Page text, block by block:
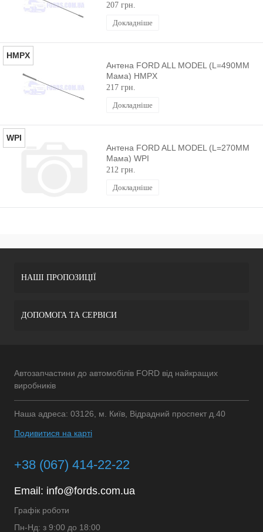
207 грн.
Докладніше
HMPX
Антена FORD ALL MODEL (L=490MM
Мама) HMPX
217 грн.
Докладніше
WPI
Антена FORD ALL MODEL (L=270MM
Мама) WPI
212 грн.
Докладніше
НАШІ ПРОПОЗИЦІЇ
ДОПОМОГА ТА СЕРВІСИ
Автозапчастини до автомобілів FORD від найкращих
виробників
Наша адреса: 03126, м. Київ, Відрадний проспект д.40
Подивитися на карті
+38 (067) 414-22-22
Email: info@fords.com.ua
Графік роботи
Пн-Нд: з 9:00 до 18:00